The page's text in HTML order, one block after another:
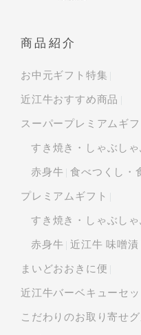
商品紹介
お中元ギフト特集
近江牛おすすめ商品
スーパープレミアムギフ
すき焼き・しゃぶしゃ
赤身牛 食べつくし・
プレミアムギフト
すき焼き・しゃぶしゃ
赤身牛 近江牛 味噌漬
まいどおおきに便
近江牛バーベキューセッ
こだわりのお取り寄せグ